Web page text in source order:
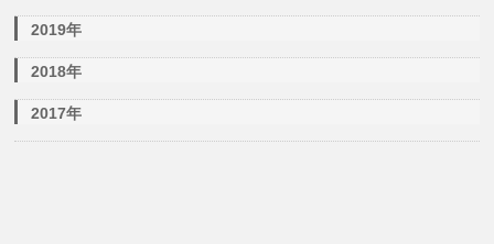
2019年
2018年
2017年